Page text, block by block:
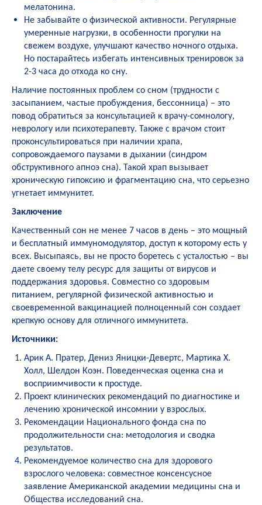
мелатонина.
Не забывайте о физической активности. Регулярные
умеренные нагрузки, в особенности прогулки на
свежем воздухе, улучшают качество ночного отдыха.
Но постарайтесь избегать интенсивных тренировок за
2-3 часа до отхода ко сну.
Наличие постоянных проблем со сном (трудности с
засыпанием, частые пробуждения, бессонница) – это
повод обратиться за консультацией к врачу-сомнологу,
неврологу или психотерапевту. Также с врачом стоит
проконсультироваться при наличии храпа,
сопровождаемого паузами в дыхании (синдром
обструктивного апноэ сна). Такой храп вызывает
хроническую гипоксию и фрагментацию сна, что серьезно
угнетает иммунитет.
Заключение
Качественный сон не менее 7 часов в день – это мощный
и бесплатный иммуномодулятор, доступ к которому есть у
всех. Высыпаясь, вы не просто боретесь с усталостью – вы
даете своему телу ресурс для защиты от вирусов и
поддержания здоровья. Совместно со здоровым
питанием, регулярной физической активностью и
своевременной вакцинацией полноценный сон создает
крепкую основу для отличного иммунитета.
Источники:
Арик А. Пратер, Дениз Яницки-Девертс, Мартика Х.
Холл, Шелдон Коэн. Поведенческая оценка сна и
восприимчивости к простуде.
Проект клинических рекомендаций по диагностике и
лечению хронической инсомнии у взрослых.
Рекомендации Национального фонда сна по
продолжительности сна: методология и сводка
результатов.
Рекомендуемое количество сна для здорового
взрослого человека: совместное консенсусное
заявление Американской академии медицины сна и
Общества исследований сна.